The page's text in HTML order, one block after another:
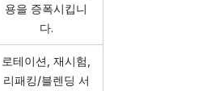
용을 증폭시킵니
다.
로테이션, 재시험,
리패킹/블렌딩 서